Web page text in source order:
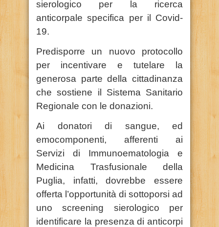
sierologico per la ricerca
anticorpale specifica per il Covid-
19.
Predisporre un nuovo protocollo
per incentivare e tutelare la
generosa parte della cittadinanza
che sostiene il Sistema Sanitario
Regionale con le donazioni.
Ai donatori di sangue, ed
emocomponenti, afferenti ai
Servizi di Immunoematologia e
Medicina Trasfusionale della
Puglia, infatti, dovrebbe essere
offerta l’opportunità di sottoporsi ad
uno screening sierologico per
identificare la presenza di anticorpi